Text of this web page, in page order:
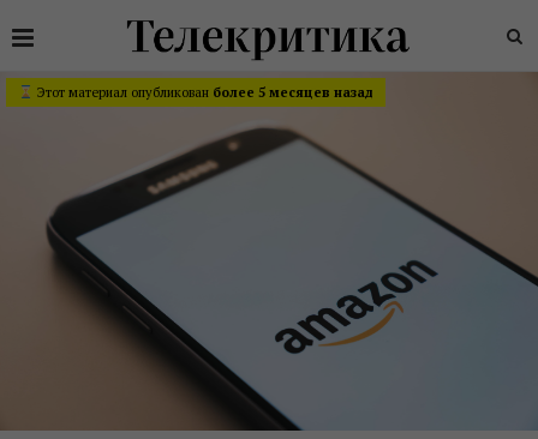
Этот материал опубликован более 5 месяцев назад